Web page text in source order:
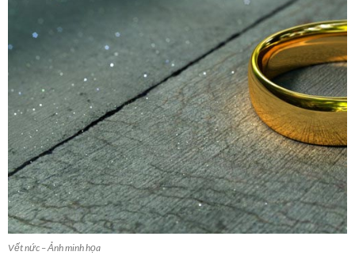
Vết nức – Ảnh minh họa